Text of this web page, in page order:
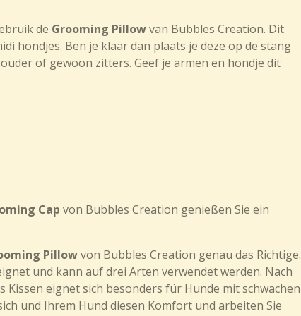
de Grooming Pillowvan Bubbles Creation. Dit
hondjes. Ben je klaar dan plaats je deze op de stang
of gewoon zitters. Geef je armen en hondje dit
Cap von Bubbles Creation genießen Sie ein
Pillowvon Bubbles Creation genau das Richtige.
und kann auf drei Arten verwendet werden. Nach
Kissen eignet sich besonders für Hunde mit schwachen
und Ihrem Hund diesen Komfort und arbeiten Sie